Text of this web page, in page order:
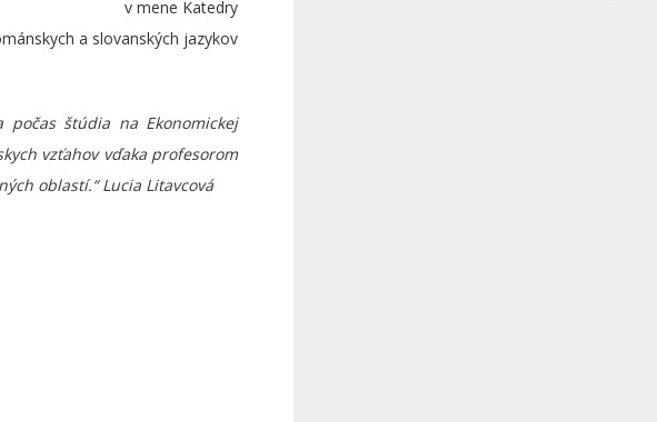
a slovanských jazykov
štúdia na Ekonomickej
vzťahov vďaka profesorom
oblastí.“ Lucia Litavcová